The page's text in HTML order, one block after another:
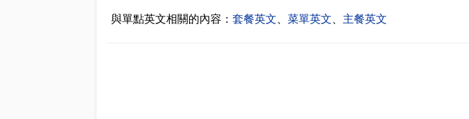
與單點英文相關的內容： 套餐英文 菜單英文 主餐英文